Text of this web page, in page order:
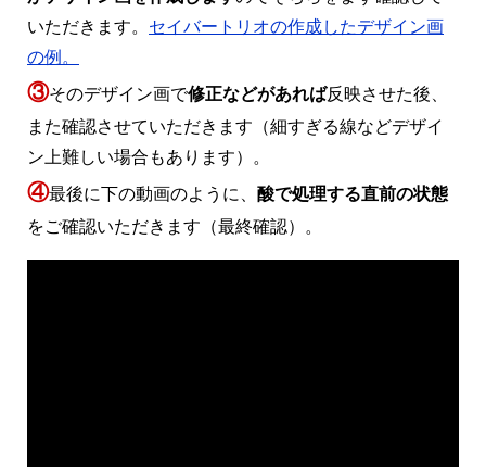
いただきます。 セイバートリオの作成したデザイン画
の例。
③そのデザイン画で修正などがあれば反映させた後、
また確認させていただきます（細すぎる線などデザイ
ン上難しい場合もあります）。
④最後に下の動画のように、 酸で処理する直前の状態
をご確認いただきます（最終確認）。